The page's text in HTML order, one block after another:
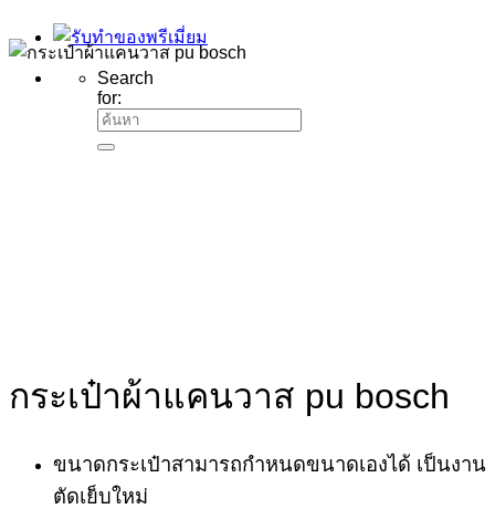
Search
for:
กระเป๋าผ้าแคนวาส pu bosch
ขนาดกระเป๋าสามารถกำหนดขนาดเองได้ เป็นงาน
ตัดเย็บใหม่